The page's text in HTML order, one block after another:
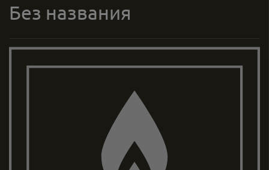
Без названия